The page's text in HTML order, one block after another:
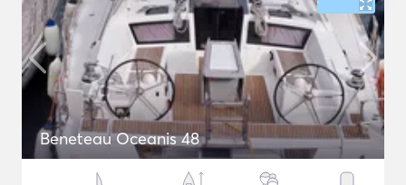
Beneteau Oceanis 48